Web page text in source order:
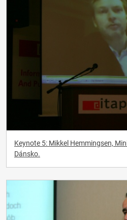
Keynote 5: Mikkel Hemmingsen,
Dánsko.